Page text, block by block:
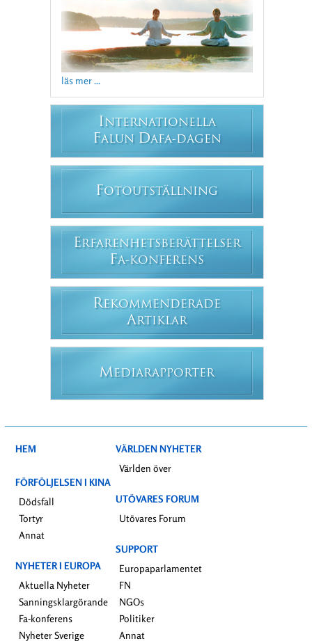
läs mer ...
INTERNATIONELLA
FALUN DAFA-DAGEN
FOTOUTSTÄLLNING
ERFARENHETSBERÄTTELSER
FA-KONFERENS
REKOMMENDERADE
ARTIKLAR
MEDIARAPPORTER
HEM
FÖRFÖLJELSEN I KINA
Dödsfall
Tortyr
Annat
NYHETER I EUROPA
Aktuella Nyheter
Sanningsklargörande
Fa-konferens
Nyheter Sverige
VÄRLDEN NYHETER
Världen över
UTÖVARES FORUM
Utövares Forum
SUPPORT
Europaparlamentet
FN
NGOs
Politiker
Annat